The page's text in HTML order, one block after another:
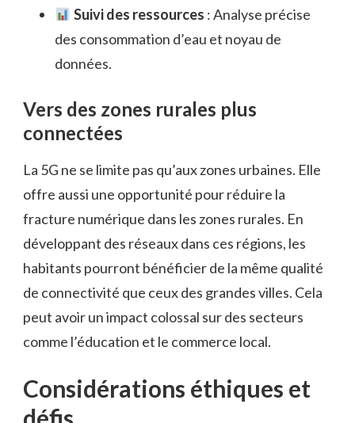
Suivi des ressources : Analyse précise
des consommation d’eau et noyau de
données.
Vers des zones rurales plus
connectées
La 5G ne se limite pas qu’aux zones urbaines. Elle
offre aussi une opportunité pour réduire la
fracture numérique dans les zones rurales. En
développant des réseaux dans ces régions, les
habitants pourront bénéficier de la même qualité
de connectivité que ceux des grandes villes. Cela
peut avoir un impact colossal sur des secteurs
comme l’éducation et le commerce local.
Considérations éthiques et